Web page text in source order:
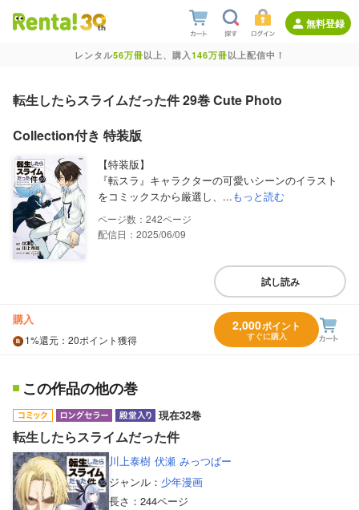
無料登録
レンタル56万冊以上、購入146万冊以上配信中！
転生したらスライムだった件 29巻 Cute Photo
Collection付き 特装版
【特装版】
『転スラ』キャラクターの可愛いシーンのイラスト
をコミックスから厳選し、...もっと読む
242
配信日：2025/06/09
試し読み
購入
1%還元 ：20ポイント獲得
2,000ポイント
すぐに購入
この作品の他の巻
現在32巻
転生したらスライムだった件
川上泰樹 伏瀬 みっつばー
ジャンル： 少年漫画
長さ： 244ページ